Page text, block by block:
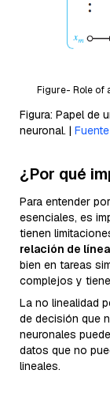
Figure- Role of
Figura: Papel de
neuronal. | Fuente
¿Por qué
Para entender
esenciales, es
tienen
relación de
bien en tareas
complejos y
La no linealidad
de decisión que
neuronales
datos que no
lineales.